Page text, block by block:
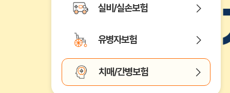
실비/실손보험
유병자보험
치매/간병보험